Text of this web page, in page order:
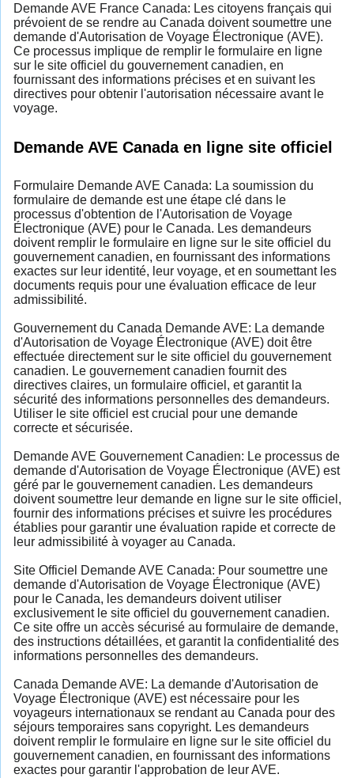
Demande AVE France Canada: Les citoyens français qui
prévoient de se rendre au Canada doivent soumettre une
demande d'Autorisation de Voyage Électronique (AVE).
Ce processus implique de remplir le formulaire en ligne
sur le site officiel du gouvernement canadien, en
fournissant des informations précises et en suivant les
directives pour obtenir l'autorisation nécessaire avant le
voyage.
Demande AVE Canada en ligne site officiel
Formulaire Demande AVE Canada: La soumission du
formulaire de demande est une étape clé dans le
processus d'obtention de l'Autorisation de Voyage
Électronique (AVE) pour le Canada. Les demandeurs
doivent remplir le formulaire en ligne sur le site officiel du
gouvernement canadien, en fournissant des informations
exactes sur leur identité, leur voyage, et en soumettant les
documents requis pour une évaluation efficace de leur
admissibilité.
Gouvernement du Canada Demande AVE: La demande
d'Autorisation de Voyage Électronique (AVE) doit être
effectuée directement sur le site officiel du gouvernement
canadien. Le gouvernement canadien fournit des
directives claires, un formulaire officiel, et garantit la
sécurité des informations personnelles des demandeurs.
Utiliser le site officiel est crucial pour une demande
correcte et sécurisée.
Demande AVE Gouvernement Canadien: Le processus de
demande d'Autorisation de Voyage Électronique (AVE) est
géré par le gouvernement canadien. Les demandeurs
doivent soumettre leur demande en ligne sur le site officiel,
fournir des informations précises et suivre les procédures
établies pour garantir une évaluation rapide et correcte de
leur admissibilité à voyager au Canada.
Site Officiel Demande AVE Canada: Pour soumettre une
demande d'Autorisation de Voyage Électronique (AVE)
pour le Canada, les demandeurs doivent utiliser
exclusivement le site officiel du gouvernement canadien.
Ce site offre un accès sécurisé au formulaire de demande,
des instructions détaillées, et garantit la confidentialité des
informations personnelles des demandeurs.
Canada Demande AVE: La demande d'Autorisation de
Voyage Électronique (AVE) est nécessaire pour les
voyageurs internationaux se rendant au Canada pour des
séjours temporaires sans copyright. Les demandeurs
doivent remplir le formulaire en ligne sur le site officiel du
gouvernement canadien, en fournissant des informations
exactes pour garantir l'approbation de leur AVE.